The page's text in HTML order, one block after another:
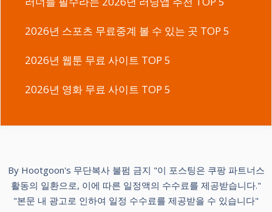
2026년 스포츠 무료중계 볼 수 있는 곳 TOP 5
2026년 웹툰 무료 사이트 TOP 5
2026년 영화 무료 사이트 TOP 5
By Hootgoon's 무단복사 불펌 금지 "이 포스팅은 쿠팡 파트너스
활동의 일환으로, 이에 따른 일정액의 수수료를 제공받습니다."
"본문 내 광고로 인하여 일정 수수료를 제공받을 수 있습니다"